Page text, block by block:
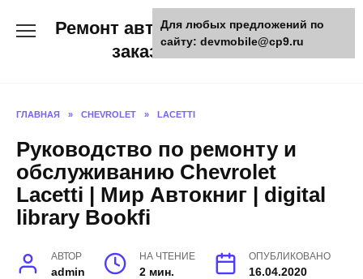
Ремонт авто и мото техники,
заказ запчастей
ГЛАВНАЯ » CHEVROLET » LACETTI
Руководство по ремонту и
обслуживанию Chevrolet
Lacetti | Мир Автокниг | digital
library Bookfi
АВТОР
admin
НА ЧТЕНИЕ
2 мин.
ОПУБЛИКОВАНО
16.04.2020
Для любых предложений по
сайту: devmobile@cp9.ru